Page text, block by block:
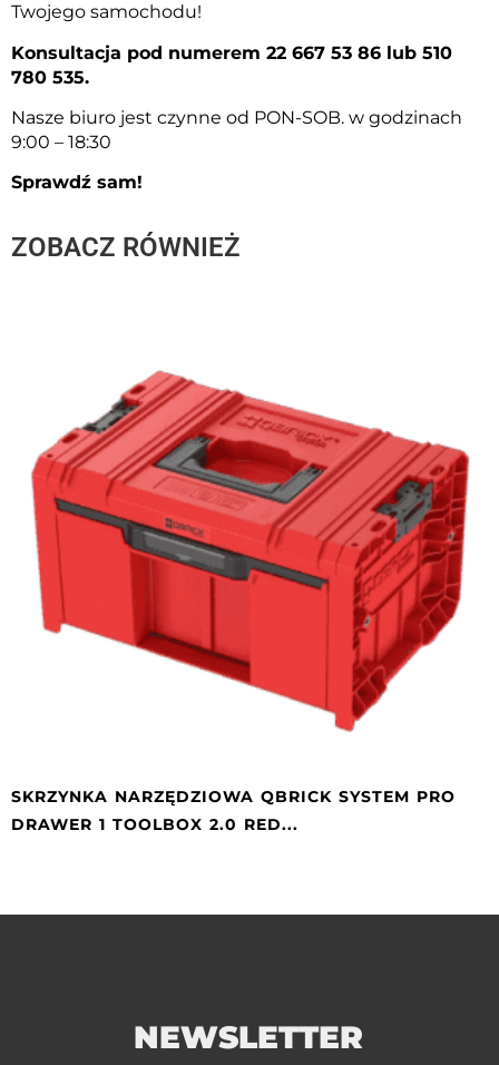
Twojego samochodu!
Konsultacja pod numerem 22 667 53 86 lub 510
780 535.
Nasze biuro jest czynne od PON-SOB. w godzinach
9:00 – 18:30
Sprawdź sam!
ZOBACZ RÓWNIEŻ
SKRZYNKA NARZĘDZIOWA QBRICK SYSTEM PRO
DRAWER 1 TOOLBOX 2.0 RED...
NEWSLETTER